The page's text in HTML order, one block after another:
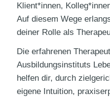
Klient*innen,
Auf diesem Wege
deiner Rolle als
Die erfahrenen
Ausbildungsinstituts
helfen dir, durch
eigene Intuition,